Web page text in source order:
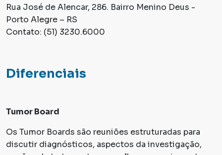
Rua José de Alencar, 286. Bairro Menino Deus -
Porto Alegre – RS
Contato: (51) 3230.6000
Diferenciais
Tumor Board
Os Tumor Boards são reuniões estruturadas para
discutir diagnósticos, aspectos da investigação,